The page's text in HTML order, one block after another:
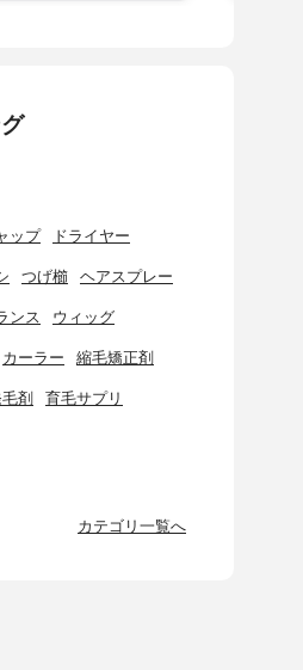
ップ ドライヤー
つげ櫛 ヘアスプレー
ンス ウィッグ
カーラー 縮毛矯正剤
剤 育毛サプリ
カテゴリ一覧へ